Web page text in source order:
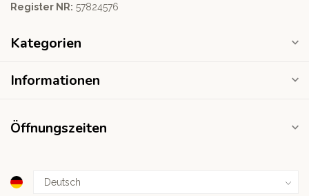
Register NR: ‭57824576‬
Kategorien
Informationen
Öffnungszeiten